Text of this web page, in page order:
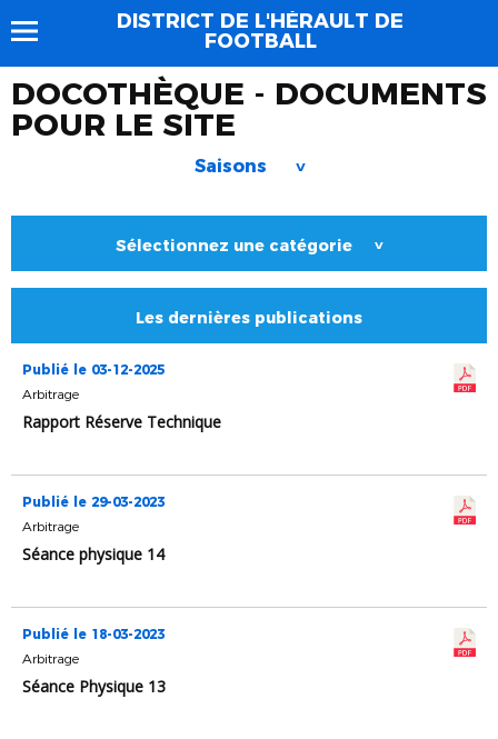
DISTRICT DE L'HÉRAULT DE
FOOTBALL
DOCOTHÈQUE - DOCUMENTS
POUR LE SITE
Saisons >
Sélectionnez une catégorie >
Les dernières publications
Publié le 03-12-2025
Arbitrage
Rapport Réserve Technique
Publié le 29-03-2023
Arbitrage
Séance physique 14
Publié le 18-03-2023
Arbitrage
Séance Physique 13